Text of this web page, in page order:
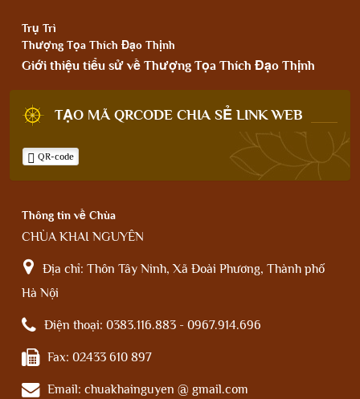
Trụ Trì
Thượng Tọa Thích Đạo Thịnh
Giới thiệu tiểu sử về Thượng Tọa Thích Đạo Thịnh
TẠO MÃ QRCODE CHIA SẺ LINK WEB
QR-code
Thông tin về Chùa
CHÙA KHAI NGUYÊN
Địa chỉ: Thôn Tây Ninh, Xã Đoài Phương, Thành phố
Hà Nội
Điện thoại: 0383.116.883 - 0967.914.696
Fax: 02433 610 897
Email: chuakhainguyen @ gmail.com